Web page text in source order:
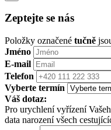
Zeptejte se nás
Položky označené tučně
Jméno
E-mail
Telefon
Vyberte termín
Váš dotaz:
Pro urychlení vyřízení
data narození všech